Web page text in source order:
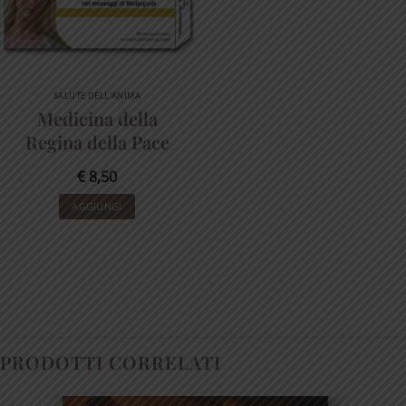
SALUTE DELL'ANIMA
Medicina della
Regina della Pace
€ 8,50
AGGIUNGI
PRODOTTI CORRELATI